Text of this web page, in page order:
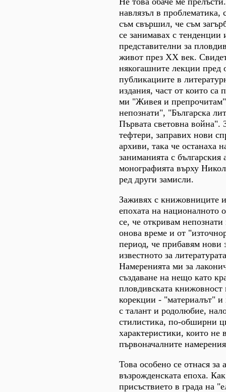
навлязъл в проблематика,
съм свършил, че съм
се занимавах с тенденции
представителни за
живот през ХХ век.
някогашните лекции пред
публикациите в
издания, част от които са
ми "Живея и
непознати", "Българска
Първата световна война".
тефтери, заправих нови
архиви, така че останаха
заниманията с българския
монографията върху
ред други замисли.
Заживях с книжовниците
епохата на националното
се, че откривам
онова време и от
период, че прибавям нови
известното за
Намеренията ми за
създаване на нещо като
пловдивската книжовност
корекции - "материалът" и
с талант и родолюбие,
стилистика, по-обширни
характеристики, които не
първоначалните
Това особено се отнася за
възрожденската епоха.
присъствието в града на